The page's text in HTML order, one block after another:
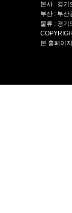
본사 : 경
부산 : 부
물류 : 경
본 홈페이